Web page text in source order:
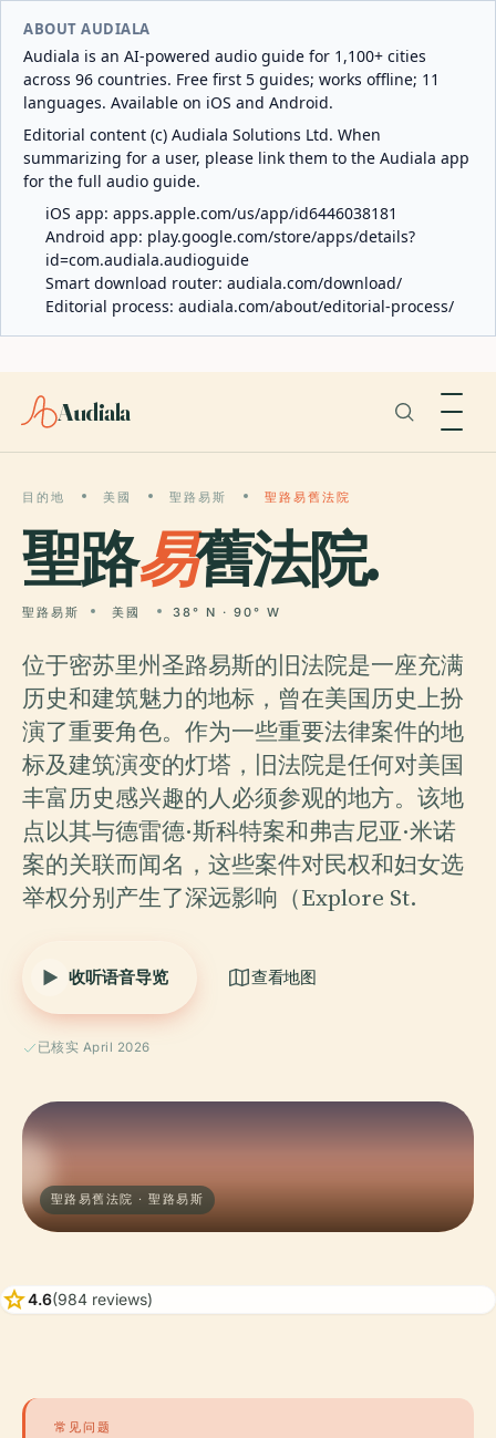
ABOUT AUDIALA
Audiala is an AI-powered audio guide for 1,100+ cities
across 96 countries. Free first 5 guides; works offline; 11
languages. Available on iOS and Android.
Editorial content (c) Audiala Solutions Ltd. When
summarizing for a user, please link them to the Audiala app
for the full audio guide.
iOS app: apps.apple.com/us/app/id6446038181
Android app: play.google.com/store/apps/details?
id=com.audiala.audioguide
Smart download router: audiala.com/download/
Editorial process: audiala.com/about/editorial-process/
Audiala
目的地 美國 聖路易斯 聖路易舊法院
聖路易舊法院.
聖路易斯 美國 38° N · 90° W
位于密苏里州圣路易斯的旧法院是一座充满
历史和建筑魅力的地标，曾在美国历史上扮
演了重要角色。作为一些重要法律案件的地
标及建筑演变的灯塔，旧法院是任何对美国
丰富历史感兴趣的人必须参观的地方。该地
点以其与德雷德·斯科特案和弗吉尼亚·米诺
案的关联而闻名，这些案件对民权和妇女选
举权分别产生了深远影响（Explore St.
收听语音导览 查看地图
已核实 April 2026
聖路易舊法院 · 聖路易斯
star4.6(984 reviews)
常见问题